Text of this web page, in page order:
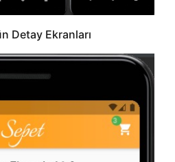
Detay Ekranları